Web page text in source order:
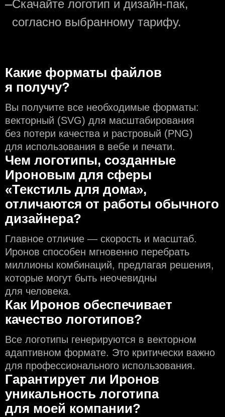
—Скачайте логотип и дизайн-пак,
согласно выбранному тарифу.
Какие форматы файлов
я получу?
Вы получите все необходимые форматы:
векторный (SVG) для масштабирования
без потери качества и растровый (PNG)
для использования в вебе и печати.
Чем логотипы, созданные
Ироновым для сферы
«Текстиль для дома»,
отличаются от работы обычного
дизайнера?
Главное отличие — скорость и масштаб.
Иронов способен мгновенно перебрать
миллионы комбинаций, предлагая решения,
которые могут быть неочевидны
для человека.
Как Иронов обеспечивает
качество логотипов?
Все логотипы генерируются в векторном
адаптивном формате. Это критически важно
для профессионального использования.
Гарантирует ли Иронов
уникальность логотипа
для моей компании?